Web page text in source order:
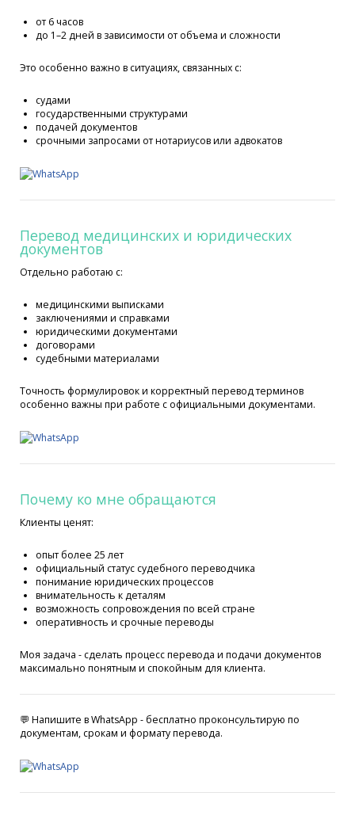
от 6 часов
до 1–2 дней в зависимости от объема и сложности
Это особенно важно в ситуациях, связанных с:
судами
государственными структурами
подачей документов
срочными запросами от нотариусов или адвокатов
Перевод медицинских и юридических
документов
Отдельно работаю с:
медицинскими выписками
заключениями и справками
юридическими документами
договорами
судебными материалами
Точность формулировок и корректный перевод терминов
особенно важны при работе с официальными документами.
Почему ко мне обращаются
Клиенты ценят:
опыт более 25 лет
официальный статус судебного переводчика
понимание юридических процессов
внимательность к деталям
возможность сопровождения по всей стране
оперативность и срочные переводы
Моя задача - сделать процесс перевода и подачи документов
максимально понятным и спокойным для клиента.
💬 Напишите в WhatsApp - бесплатно проконсультирую по
документам, срокам и формату перевода.